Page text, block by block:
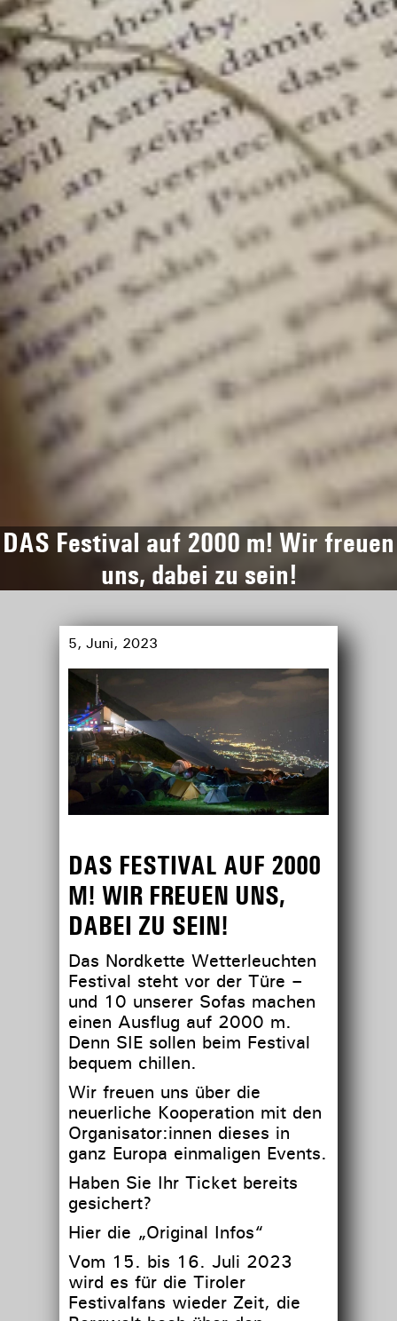
DAS Festival auf 2000 m! Wir freuen
uns, dabei zu sein!
5, Juni, 2023
DAS FESTIVAL AUF 2000
M! WIR FREUEN UNS,
DABEI ZU SEIN!
Das Nordkette Wetterleuchten
Festival steht vor der Türe –
und 10 unserer Sofas machen
einen Ausflug auf 2000 m.
Denn SIE sollen beim Festival
bequem chillen.
Wir freuen uns über die
neuerliche Kooperation mit den
Organisator:innen dieses in
ganz Europa einmaligen Events.
Haben Sie Ihr Ticket bereits
gesichert?
Hier die „Original Infos“
Vom 15. bis 16. Juli 2023
wird es für die Tiroler
Festivalfans wieder Zeit, die